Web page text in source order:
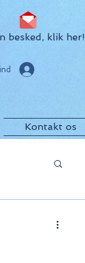
besked, klik her!
Kontakt os